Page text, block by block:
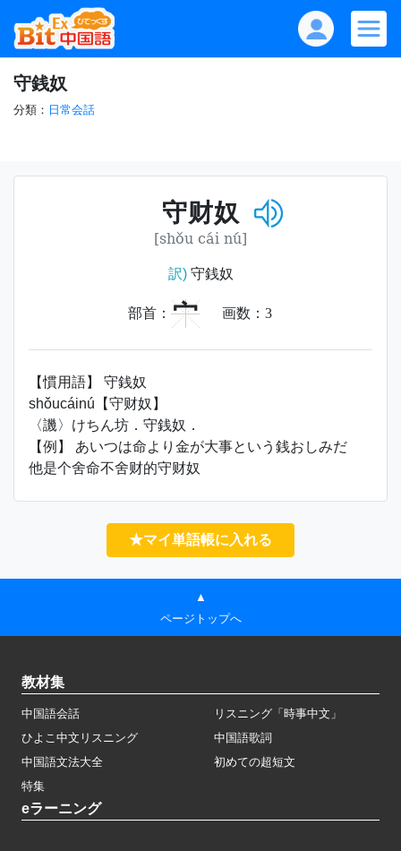
守銭奴
分類： 日常会話
守财奴
[shǒu cái nú]
訳)守銭奴
部首： 宀 画数： 3
【慣用語】 守銭奴
shǒucáinú【守财奴】
〈譏〉けちん坊．守銭奴．
【例】 あいつは命より金が大事という銭おしみだ
他是个舍命不舍财的守财奴
★マイ単語帳に入れる
▲
ページトップへ
教材集
中国語会話
リスニング「時事中文」
ひよこ中文リスニング
中国語歌詞
中国語文法大全
初めての超短文
特集
eラーニング